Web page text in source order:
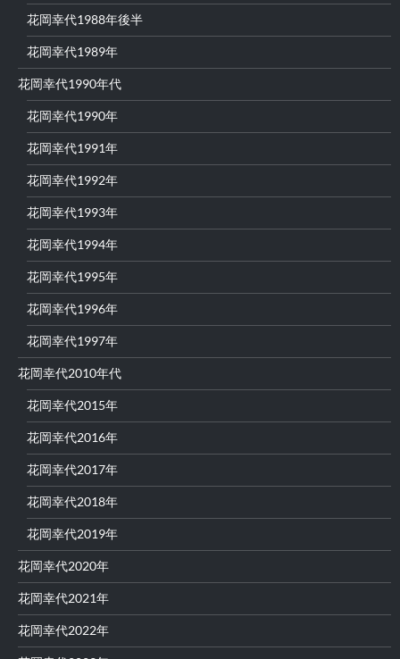
花岡幸代1988年後半
花岡幸代1989年
花岡幸代1990年代
花岡幸代1990年
花岡幸代1991年
花岡幸代1992年
花岡幸代1993年
花岡幸代1994年
花岡幸代1995年
花岡幸代1996年
花岡幸代1997年
花岡幸代2010年代
花岡幸代2015年
花岡幸代2016年
花岡幸代2017年
花岡幸代2018年
花岡幸代2019年
花岡幸代2020年
花岡幸代2021年
花岡幸代2022年